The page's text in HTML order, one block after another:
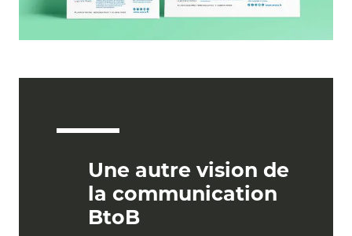
Une autre vision de
la communication
BtoB